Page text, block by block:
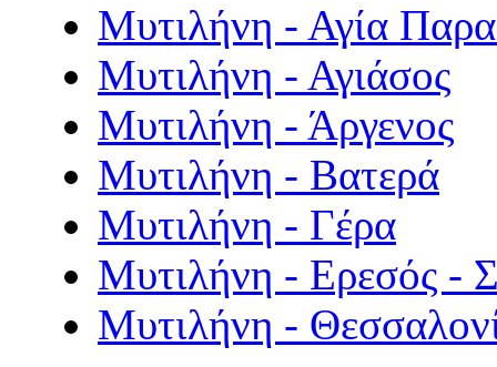
Μυτιλήνη - Αγία
Μυτιλήνη - Αγιάσος
Μυτιλήνη - Άργενος
Μυτιλήνη - Βατερά
Μυτιλήνη - Γέρα
Μυτιλήνη - Ερεσός -
Μυτιλήνη -